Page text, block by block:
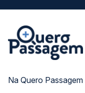
Na Quero